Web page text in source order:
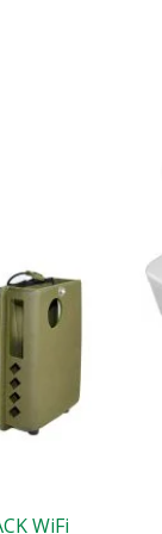
WiFi